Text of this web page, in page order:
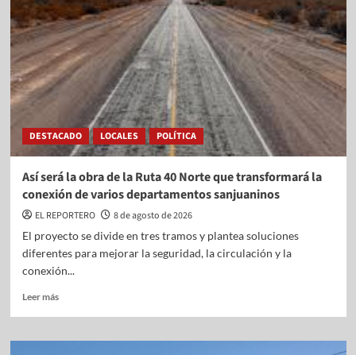
DESTACADO LOCALES POLÍTICA
Así será la obra de la Ruta 40 Norte que transformará la
conexión de varios departamentos sanjuaninos
EL REPORTERO
8 de agosto de 2026
El proyecto se divide en tres tramos y plantea soluciones
diferentes para mejorar la seguridad, la circulación y la
conexión...
Leer más